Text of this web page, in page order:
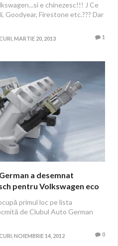
e chinezesc!!! J Ce
Goodyear, Firestone etc.??? Dar
MARTIE 20, 2013 1
a desemnat
pentru Volkswagen eco
primul loc pe lista
de Clubul Auto German
NOIEMBRIE 14, 2012 0